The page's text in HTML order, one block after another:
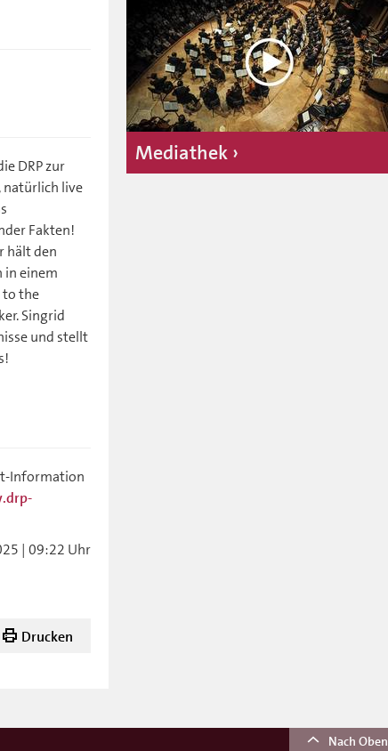
DRP zur
natürlich live
Fakten!
hält den
in einem
to the
Singrid
und stellt
Information
| 09:22 Uhr
Drucken
Mediathek
Nach Oben